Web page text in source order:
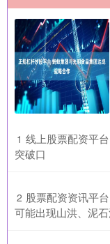
1 线上股票配资平
突破口
2 股票配资资讯平
可能出现山洪、泥